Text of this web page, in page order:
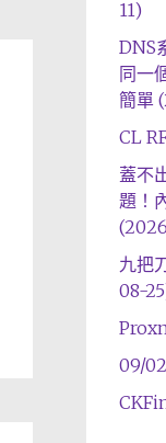
11)
DNS
同一
簡單
CL
蓋不
題！
九把
08-
09/